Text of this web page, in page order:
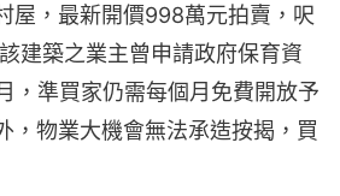
屋，最新開價998萬元拍賣，呎
建築之業主曾申請政府保育資
，準買家仍需每個月免費開放予
，物業大機會無法承造按揭，買